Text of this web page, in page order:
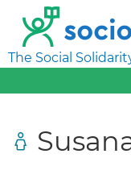
The Social